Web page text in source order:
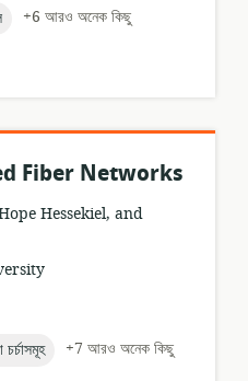
+6 আরও অনেক কিছু
Fiber Networks
Hessekiel, and
+7 আরও অনেক কিছু